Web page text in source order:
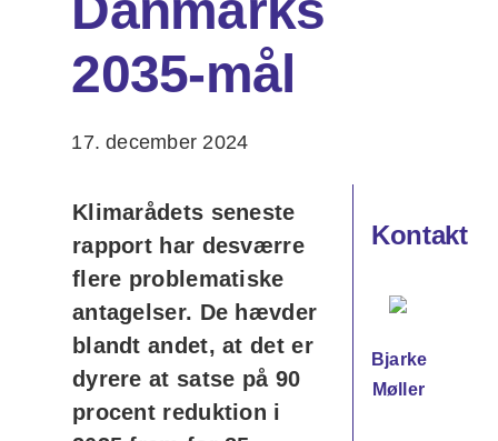
2035-mål
17. december 2024
Klimarådets seneste
rapport har desværre
flere problematiske
antagelser. De hævder
blandt andet, at det er
dyrere at satse på 90
procent reduktion i
Kontakt
Bjarke
Møller